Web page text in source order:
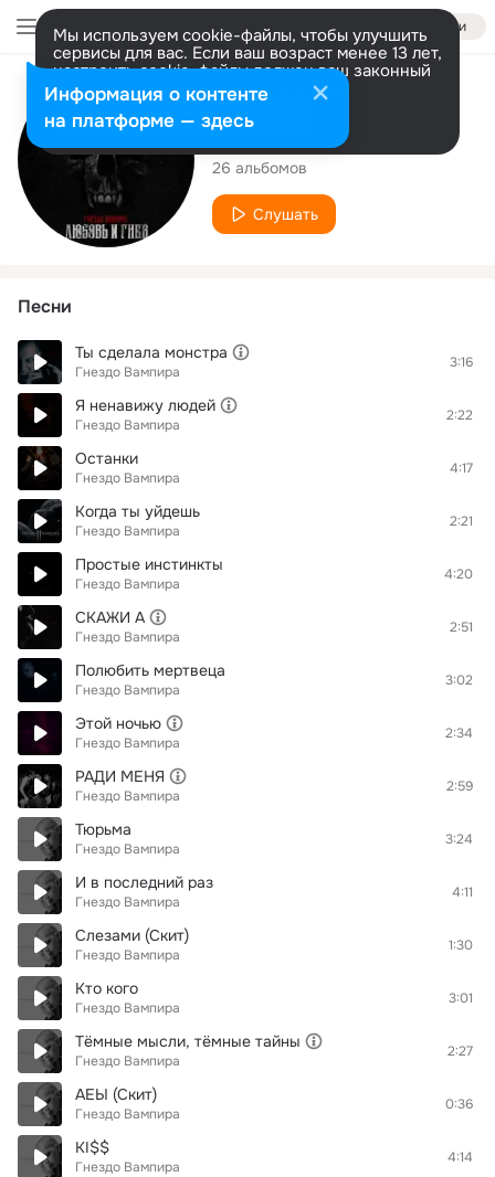
Войти
Мы используем cookie-файлы, чтобы улучшить
сервисы для вас. Если ваш возраст менее 13 лет,
настроить cookie-файлы должен ваш законный
представитель. Больше информации
Разрешить все Настроить
Исполнитель
Гнездо Вампира
26 альбомов
Слушать
Песни
Ты сделала монстра
Гнездо Вампира
3:16
Я ненавижу людей
Гнездо Вампира
2:22
Останки
Гнездо Вампира
4:17
Когда ты уйдешь
Гнездо Вампира
2:21
Простые инстинкты
Гнездо Вампира
4:20
СКАЖИ А
Гнездо Вампира
2:51
Полюбить мертвеца
Гнездо Вампира
3:02
Этой ночью
Гнездо Вампира
2:34
РАДИ МЕНЯ
Гнездо Вампира
2:59
Тюрьма
Гнездо Вампира
3:24
И в последний раз
Гнездо Вампира
4:11
Слезами (Скит)
Гнездо Вампира
1:30
Кто кого
Гнездо Вампира
3:01
Тёмные мысли, тёмные тайны
Гнездо Вампира
2:27
АЕЫ (Скит)
Гнездо Вампира
0:36
KI$$
Гнездо Вампира
4:14
Информация о контенте
на платформе — здесь